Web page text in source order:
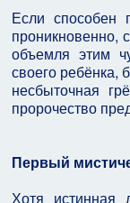
Если способен
проникновенно,
объемля этим
своего ребёнка,
несбыточная
пророчество
Первый
Хотя истинная